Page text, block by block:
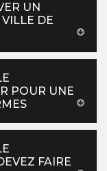
UN
DE
POUR UNE
FAIRE